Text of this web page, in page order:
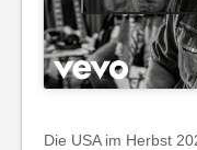
Die USA im Herbst